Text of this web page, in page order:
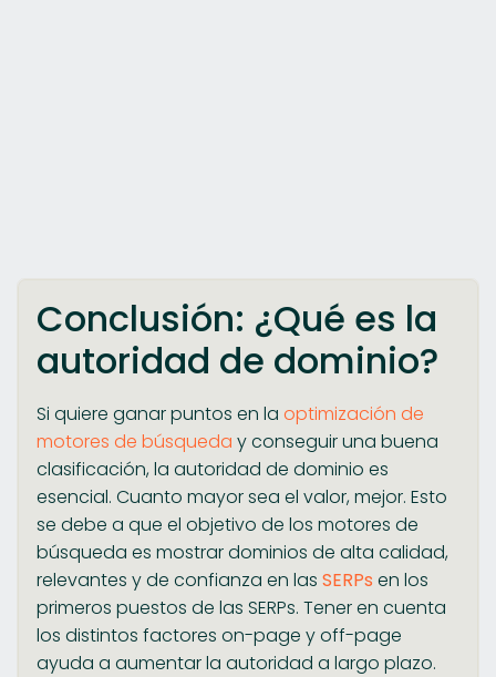
Conclusión: ¿Qué es la
autoridad de dominio?
Si quiere ganar puntos en la optimización de
motores de búsqueda y conseguir una buena
clasificación, la autoridad de dominio es
esencial. Cuanto mayor sea el valor, mejor. Esto
se debe a que el objetivo de los motores de
búsqueda es mostrar dominios de alta calidad,
relevantes y de confianza en las SERPs en los
primeros puestos de las SERPs. Tener en cuenta
los distintos factores on-page y off-page
ayuda a aumentar la autoridad a largo plazo.